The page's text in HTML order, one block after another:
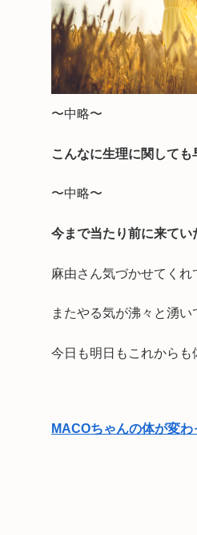
〜中略〜
こんなに生理に関して
〜中略〜
今まで当たり前に来てい
麻由さん気づかせてく
またやる気が沸々と湧い
今日も明日もこれからも
MACOちゃんの体が変